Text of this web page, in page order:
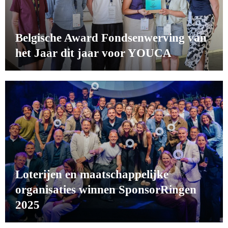
Belgische Award Fondsenwerving van
het Jaar dit jaar voor YOUCA
Loterijen en maatschappelijke
organisaties winnen SponsorRingen
2025